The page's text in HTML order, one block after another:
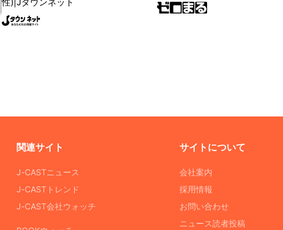
関連サイト
J-CASTニュース
J-CASTトレンド
J-CAST会社ウォッチ
サイトについて
会社案内
採用情報
お問い合わせ
ニュース読者投稿